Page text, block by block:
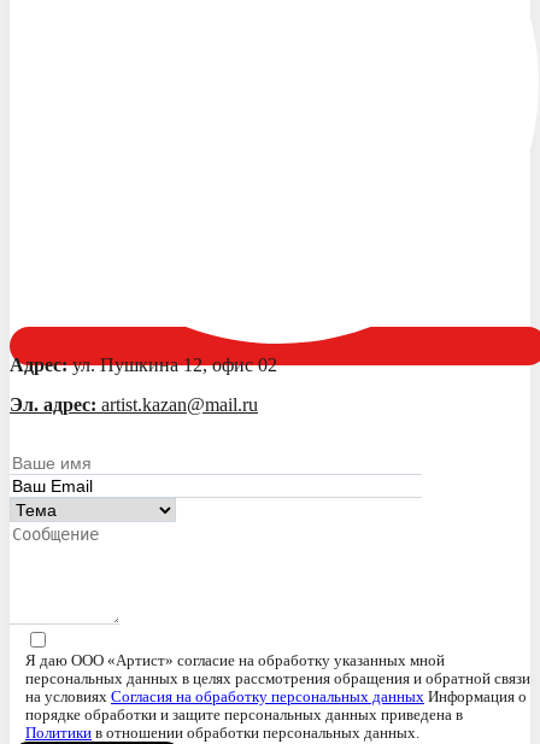
Адрес:ул. Пушкина 12, офис 02
Эл. адрес: artist.kazan@mail.ru
Я даю ООО «Артист» согласие на обработку указанных мной
персональных данных в целях рассмотрения обращения и обратной связи
на условиях Согласия на обработку персональных данных Информация о
порядке обработки и защите персональных данных приведена в
Политики в отношении обработки персональных данных.